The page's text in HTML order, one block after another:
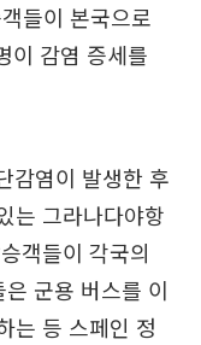
들이 본국으로
이 감염 증세를
감염이 발생한 후
는 그라나다야항
객들이 각국의
군용 버스를 이
는 등 스페인 정